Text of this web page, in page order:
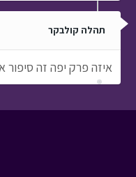
תהלה קולבקר
איזה פרק יפה זה סיפור